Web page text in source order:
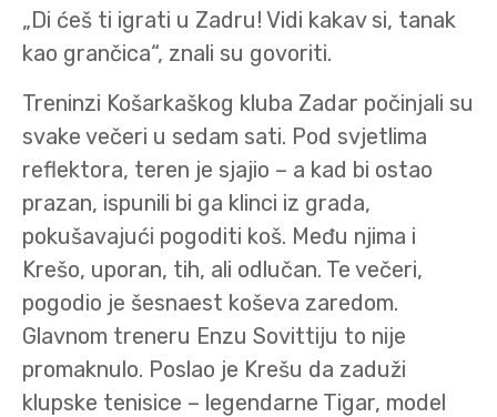
„Di ćeš ti igrati u Zadru! Vidi kakav si, tanak
kao grančica“, znali su govoriti.
Treninzi Košarkaškog kluba Zadar počinjali su
svake večeri u sedam sati. Pod svjetlima
reflektora, teren je sjajio – a kad bi ostao
prazan, ispunili bi ga klinci iz grada,
pokušavajući pogoditi koš. Među njima i
Krešo, uporan, tih, ali odlučan. Te večeri,
pogodio je šesnaest koševa zaredom.
Glavnom treneru Enzu Sovittiju to nije
promaknulo. Poslao je Krešu da zaduži
klupske tenisice – legendarne Tigar, model